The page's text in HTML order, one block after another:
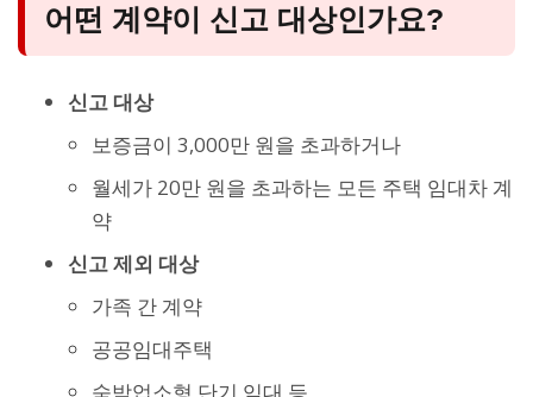
어떤 계약이 신고 대상인가요?
신고 대상
보증금이 3,000만 원을 초과하거나
월세가 20만 원을 초과하는 모든 주택 임대차 계
약
신고 제외 대상
가족 간 계약
공공임대주택